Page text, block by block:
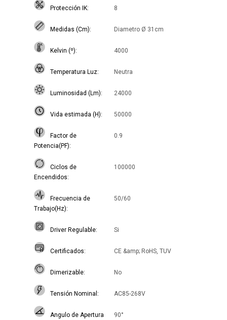
Protección IK 8
Medidas (Cm) Diametro Ø 31cm
Kelvin (º) 4000
Temperatura Luz Neutra
Luminosidad (Lm) 24000
Vida estimada (H) 50000
Factor de
Potencia(PF)
0.9
Ciclos de
Encendidos
100000
Frecuencia de
Trabajo(Hz)
50/60
Driver Regulable Si
Certificados CE &amp; RoHS, TUV
Dimerizable No
Tensión Nominal AC85-268V
Angulo de Apertura
90°